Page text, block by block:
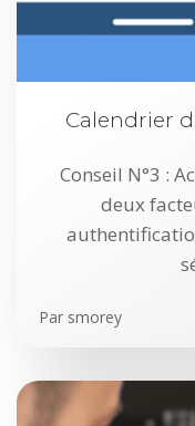
Calendrier
Conseil N°3 :
deux
Par smorey